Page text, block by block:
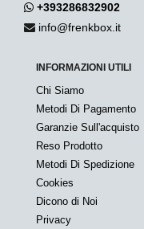
+393286832902
info@frenkbox.it
INFORMAZIONI UTILI
Chi Siamo
Metodi Di Pagamento
Garanzie Sull'acquisto
Reso Prodotto
Metodi Di Spedizione
Cookies
Dicono di Noi
Privacy